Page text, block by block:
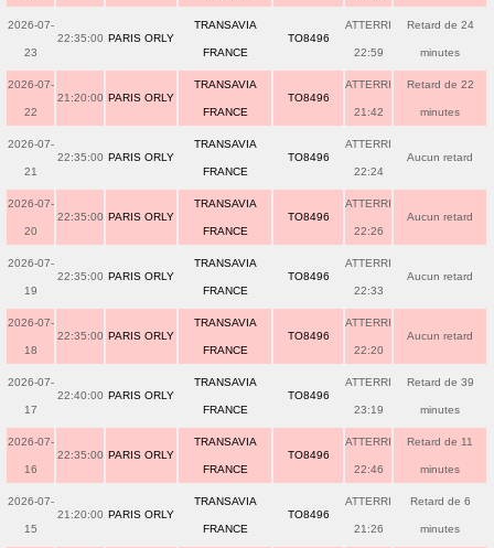
2026-07-
23
22:35:00 PARIS ORLY
TRANSAVIA
FRANCE
TO8496
ATTERRI
22:59
Retard de 24
minutes
2026-07-
22
21:20:00 PARIS ORLY
TRANSAVIA
FRANCE
TO8496
ATTERRI
21:42
Retard de 22
minutes
2026-07-
21
22:35:00 PARIS ORLY
TRANSAVIA
FRANCE
TO8496
ATTERRI
22:24
Aucun retard
2026-07-
20
22:35:00 PARIS ORLY
TRANSAVIA
FRANCE
TO8496
ATTERRI
22:26
Aucun retard
2026-07-
19
22:35:00 PARIS ORLY
TRANSAVIA
FRANCE
TO8496
ATTERRI
22:33
Aucun retard
2026-07-
18
22:35:00 PARIS ORLY
TRANSAVIA
FRANCE
TO8496
ATTERRI
22:20
Aucun retard
2026-07-
17
22:40:00 PARIS ORLY
TRANSAVIA
FRANCE
TO8496
ATTERRI
23:19
Retard de 39
minutes
2026-07-
16
22:35:00 PARIS ORLY
TRANSAVIA
FRANCE
TO8496
ATTERRI
22:46
Retard de 11
minutes
2026-07-
15
21:20:00 PARIS ORLY
TRANSAVIA
FRANCE
TO8496
ATTERRI
21:26
Retard de 6
minutes